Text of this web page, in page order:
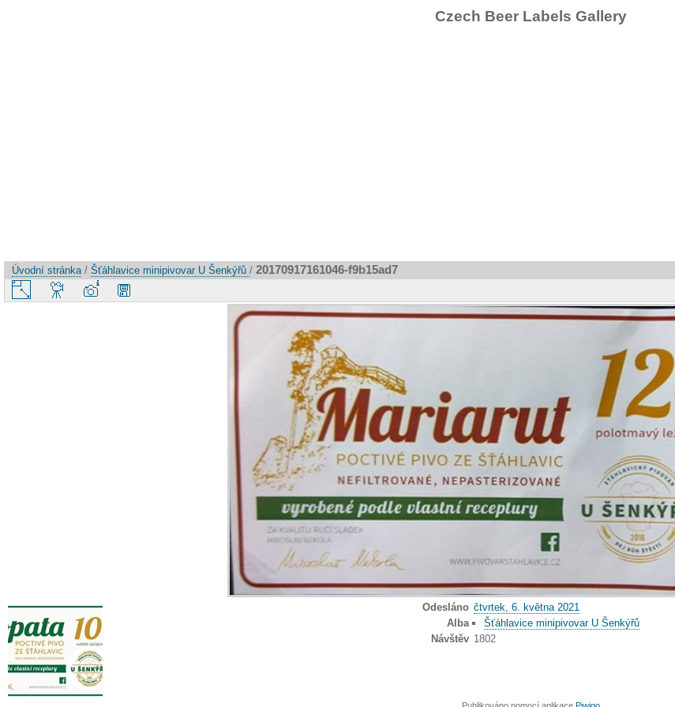
Czech Beer Labels Gallery
Úvodní stránka / Šťáhlavice minipivovar U Šenkýřů / 20170917161046-f9b15ad7
Odesláno čtvrtek, 6. května 2021
Alba
Šťáhlavice minipivovar U Šenkýřů
Návštěv 1802